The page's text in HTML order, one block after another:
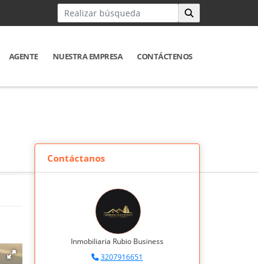
AGENTE NUESTRA EMPRESA CONTÁCTENOS
Contáctanos
Inmobiliaria Rubio Business
3207916651